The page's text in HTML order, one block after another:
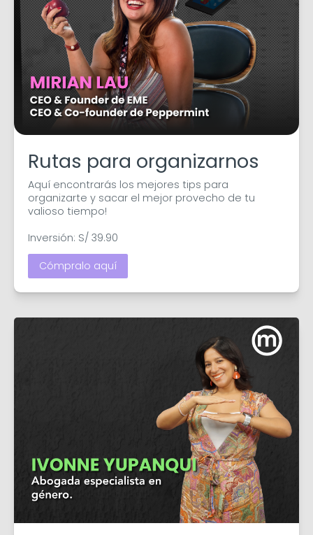
Rutas para organizarnos
Aquí encontrarás los mejores tips para
organizarte y sacar el mejor provecho de tu
valioso tiempo!
Inversión: S/ 39.90
Cómpralo aquí